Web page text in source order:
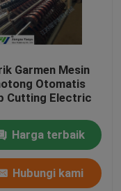
Garmen Mesin
Otomatis
Cutting Electric
Harga terbaik
Hubungi kami